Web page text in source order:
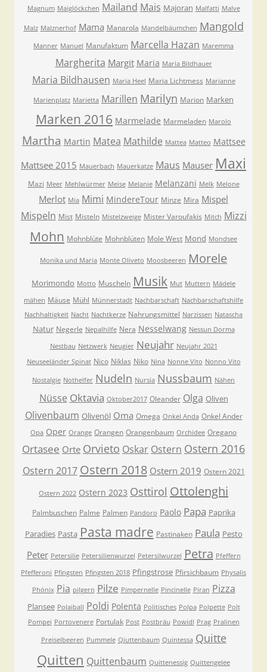
Magnum Maiglöckchen Mailand Mais Majoran Malfatti Malve
Malz Malznerhof Mama Manarola Mandelbäumchen Mangold
Manner Manuel Manufaktum Marcella Hazan Maremma
Margherita Margit Maria Maria Bildhauer
Maria Bildhausen Maria Heel Maria Lichtmess Marianne
Marienplatz Marietta Marillen Marilyn Marion Marken
Marken 2016 Marmelade Marmeladen Marolo
Martha Martin Matea Mathilde Mattea Matteo Mattsee
Mattsee 2015 Mauerbach Mauerkatze Maus Mauser Maxi
Mazi Meer Mehlwürmer Meise Melanie Melanzani Melk Melone
Merlot Mia Mimi MindereTour Minze Mira Mispel
Mispeln Mist Misteln Mistelzweige Mister Varoufakis Mitch Mizzi
Mohn Mohnblüte Mohnblüten Mole West Mond Mondsee
Monika und Maria Monte Oliveto Moosbeeren Morele
Morimondo Motto Muscheln Musik Mut Muttern Mädele
mähen Mäuse Mühl Münnerstadt Nachbarschaft Nachbarschaftshilfe
Nachhaltigkeit Nacht Nachtkerze Nahrungsmittel Narzissen Natascha
Natur Negerle Nepalhilfe Nera Nesselwang Nessun Dorma
Nestbau Netzwerk Neugier Neujahr Neujahr 2021
Neuseeländer Spinat Nico Niklas Niko Nina Nonne Vito Nonno Vito
Nostalgie Nothelfer Nudeln Nursia Nussbaum Nähen
Nüsse Oktavia Oktober2017 Oleander Olga Oliven
Olivenbaum Olivenöl Oma Omega Onkel Anda Onkel Ander
Opa Oper Orange Orangen Orangenbaum Orchidee Oregano
Ortasee Orte Orvieto Oskar Ostern Ostern 2016
Ostern 2017 Ostern 2018 Ostern 2019 Ostern 2021
Ostern 2022 Ostern 2023 Osttirol Ottolenghi
Palmbuschen Palme Palmen Pandoro Paolo Papa Paprika
Paradies Pasta Pasta madre Pastinaken Paula Pesto
Peter Petersilie Petersilienwurzel Petersilwurzel Petra Pfeffern
Pfefferoni Pfingsten Pfingsten 2018 Pfingstrose Pfirsichbaum Physalis
Phönix Pia pilgern Pilze Pimpernelle Pincinelle Piran Pizza
Plansee Polaiball Poldi Polenta Politisches Polpa Polpette Polt
Pompei Portovenere Portulak Post Postbräu Powidl Prag Pralinen
Preiselbeeren Pummele Qiuttenbaum Quintessa Quitte
Quitten Quittenbaum Quittenessig Quittengelee